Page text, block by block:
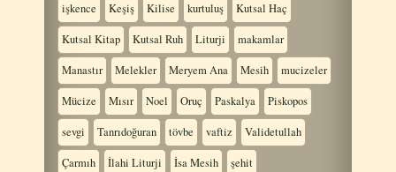
işkence Keşiş Kilise kurtuluş Kutsal Haç
Kutsal Kitap Kutsal Ruh Liturji makamlar
Manastır Melekler Meryem Ana Mesih mucizeler
Mücize Mısır Noel Oruç Paskalya Piskopos
sevgi Tanrıdoğuran tövbe vaftiz Validetullah
Çarmıh İlahi Liturji İsa Mesih şehit